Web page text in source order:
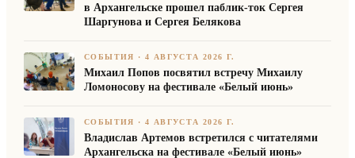
в Архангельске прошел паблик-ток Сергея
Шаргунова и Сергея Белякова
СОБЫТИЯ ·4 АВГУСТА 2026 Г.
Михаил Попов посвятил встречу Михаилу
Ломоносову на фестивале «Белый июнь»
СОБЫТИЯ ·4 АВГУСТА 2026 Г.
Владислав Артемов встретился с читателями
Архангельска на фестивале «Белый июнь»